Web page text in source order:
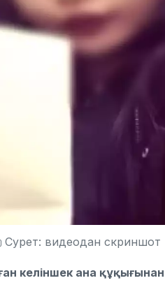
Сурет: видеодан скриншот
келіншек ана